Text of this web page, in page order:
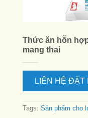
Thức ăn hỗn
mang thai
LIÊN HỆ ĐẶT
Tags: Sản phẩm cho